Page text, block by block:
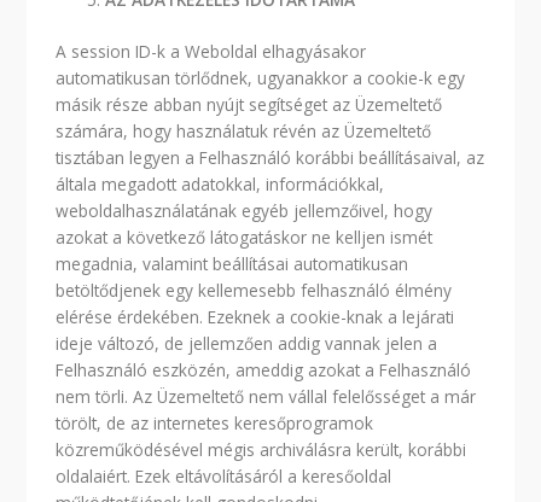
A session ID-k a Weboldal elhagyásakor
automatikusan törlődnek, ugyanakkor a cookie-k egy
másik része abban nyújt segítséget az Üzemeltető
számára, hogy használatuk révén az Üzemeltető
tisztában legyen a Felhasználó korábbi beállításaival, az
általa megadott adatokkal, információkkal,
weboldalhasználatának egyéb jellemzőivel, hogy
azokat a következő látogatáskor ne kelljen ismét
megadnia, valamint beállításai automatikusan
betöltődjenek egy kellemesebb felhasználó élmény
elérése érdekében. Ezeknek a cookie-knak a lejárati
ideje változó, de jellemzően addig vannak jelen a
Felhasználó eszközén, ameddig azokat a Felhasználó
nem törli. Az Üzemeltető nem vállal felelősséget a már
törölt, de az internetes keresőprogramok
közreműködésével mégis archiválásra került, korábbi
oldalaiért. Ezek eltávolításáról a keresőoldal